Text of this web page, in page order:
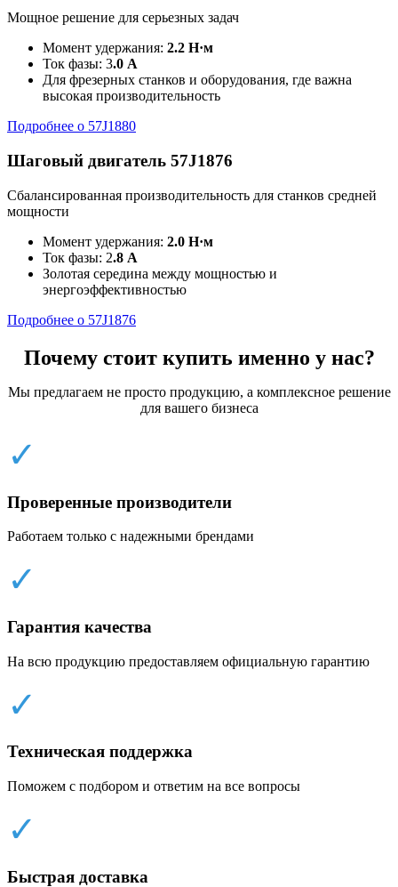
Мощное решение для серьезных задач
Момент удержания: 2.2 Н·м
Ток фазы: 3.0 А
Для фрезерных станков и оборудования, где важна
высокая производительность
Подробнее о 57J1880
Шаговый двигатель 57J1876
Сбалансированная производительность для станков средней
мощности
Момент удержания: 2.0 Н·м
Ток фазы: 2.8 А
Золотая середина между мощностью и
энергоэффективностью
Подробнее о 57J1876
Почему стоит купить именно у нас?
Мы предлагаем не просто продукцию, а комплексное решение
для вашего бизнеса
✓
Проверенные производители
Работаем только с надежными брендами
✓
Гарантия качества
На всю продукцию предоставляем официальную гарантию
✓
Техническая поддержка
Поможем с подбором и ответим на все вопросы
✓
Быстрая доставка